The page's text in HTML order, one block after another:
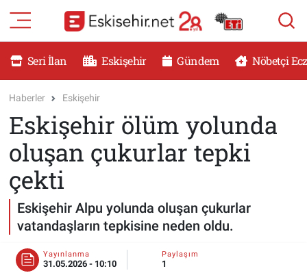
Seri İlan Eskişehir Gündem Nöbetçi
Haberler Eskişehir
Eskişehir ölüm yolunda
oluşan çukurlar tepki
çekti
Eskişehir Alpu yolunda oluşan çukurlar
vatandaşların tepkisine neden oldu.
Yayınlanma
31.05.2026 - 10:10
Paylaşım
1
RESMİ İLANLAR
DÜNYA
SAĞLIK
MAGAZİN
KADIN
TEKNOLOJİ
Eskişehir Nöbetçi Eczaneler
Eskişehir Namaz Vakitleri
Eskişehir Trafik Yoğunluk Haritası
Süper Lig Puan Durumu ve Fikstür
Tüm Manşetler
Son Dakika Haberleri